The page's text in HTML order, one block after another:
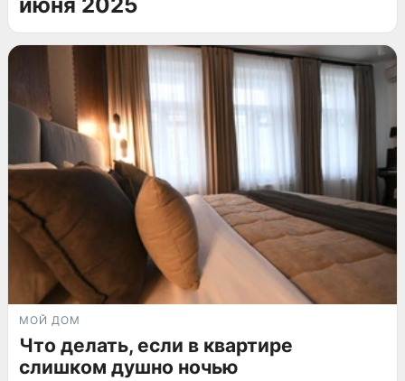
МОЙ ДОМ
Что делать, если в квартире
слишком душно ночью